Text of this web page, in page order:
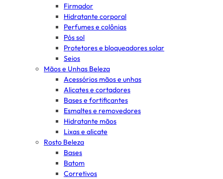
Firmador
Hidratante corporal
Perfumes e colônias
Pós sol
Protetores e bloqueadores solar
Seios
Mãos e Unhas Beleza
Acessórios mãos e unhas
Alicates e cortadores
Bases e fortificantes
Esmaltes e removedores
Hidratante mãos
Lixas e alicate
Rosto Beleza
Bases
Batom
Corretivos